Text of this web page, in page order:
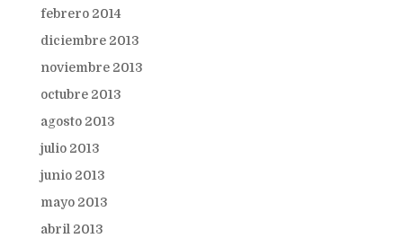
febrero 2014
diciembre 2013
noviembre 2013
octubre 2013
agosto 2013
julio 2013
junio 2013
mayo 2013
abril 2013